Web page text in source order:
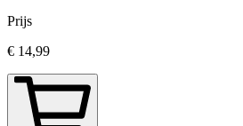
Prijs
€ 14,99